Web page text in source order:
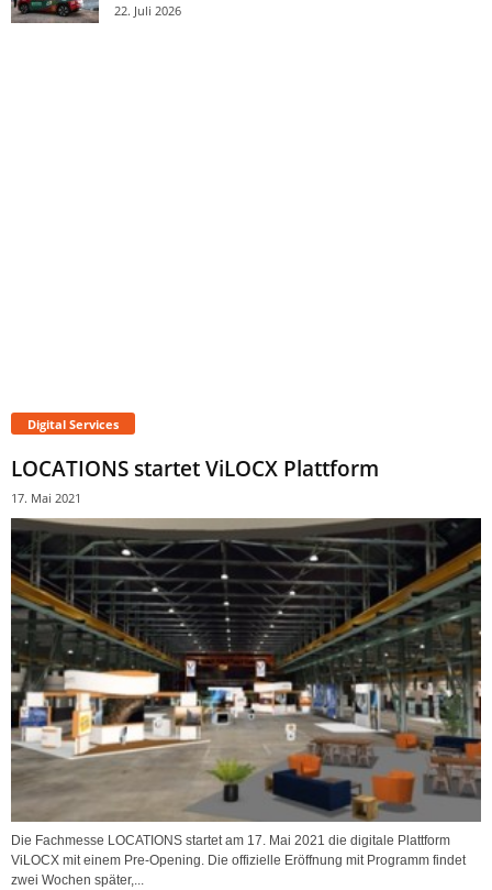
22. Juli 2026
Digital Services
LOCATIONS startet ViLOCX Plattform
17. Mai 2021
Die Fachmesse LOCATIONS startet am 17. Mai 2021 die digitale Plattform
ViLOCX mit einem Pre-Opening. Die offizielle Eröffnung mit Programm findet
zwei Wochen später,...